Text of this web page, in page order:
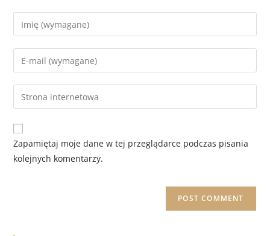
Zapamiętaj moje dane w tej przeglądarce podczas pisania
kolejnych komentarzy.